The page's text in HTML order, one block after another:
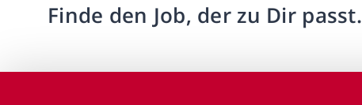
Finde den Job, der zu Dir passt.